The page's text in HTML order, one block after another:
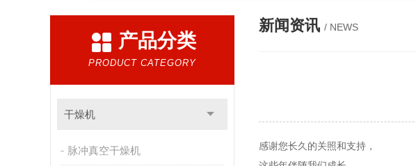
产品分类
PRODUCT CATEGORY
干燥机
脉冲真空干燥机
新闻资讯 / NEWS
感谢您长久的关照和支持，